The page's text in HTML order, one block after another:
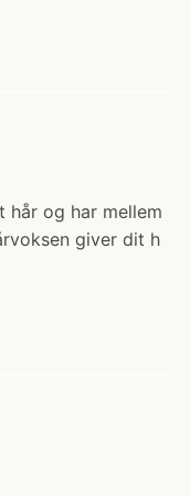
hår og har mellem
giver dit h